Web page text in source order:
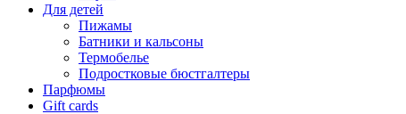
Для детей
Пижамы
Батники и кальсоны
Термобелье
Подростковые бюстгалтеры
Парфюмы
Gift cards